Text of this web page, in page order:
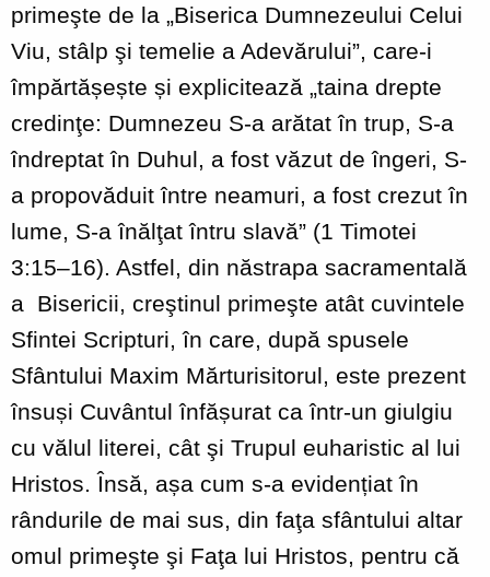
primeşte de la „Biserica Dumnezeului Celui
Viu, stâlp şi temelie a Adevărului”, care-i
împărtășește și explicitează „taina drepte
credinţe: Dumnezeu S-a arătat în trup, S-a
îndreptat în Duhul, a fost văzut de îngeri, S-
a propovăduit între neamuri, a fost crezut în
lume, S-a înălţat întru slavă” (1 Timotei
3:15–16). Astfel, din năstrapa sacramentală
a Bisericii, creştinul primeşte atât cuvintele
Sfintei Scripturi, în care, după spusele
Sfântului Maxim Mărturisitorul, este prezent
însuși Cuvântul înfășurat ca într-un giulgiu
cu vălul literei, cât şi Trupul euharistic al lui
Hristos. Însă, așa cum s-a evidențiat în
rândurile de mai sus, din faţa sfântului altar
omul primeşte şi Faţa lui Hristos, pentru că